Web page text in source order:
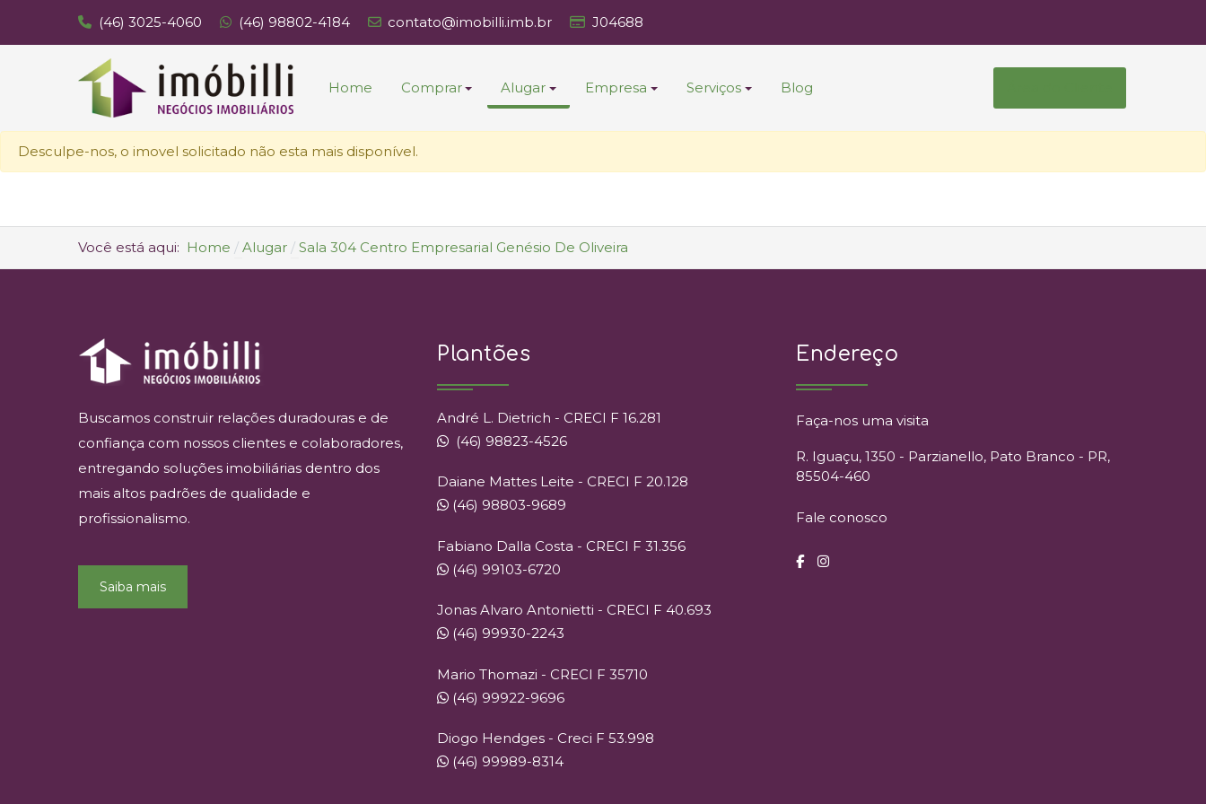
(46) 3025-4060 (46) 98802-4184 contato@imobilli.imb.br J04688
Home Comprar Alugar Empresa Serviços Blog
Desculpe-nos, o imovel solicitado não esta mais disponível.
Você está aqui: Home Alugar Sala 304 Centro Empresarial Genésio De Oliveira
Buscamos construir relações duradouras e de
confiança com nossos clientes e colaboradores,
entregando soluções imobiliárias dentro dos
mais altos padrões de qualidade e
profissionalismo.
Saiba mais
Plantões
André L. Dietrich - CRECI F 16.281
(46) 98823-4526
Daiane Mattes Leite - CRECI F 20.128
(46) 98803-9689
Fabiano Dalla Costa - CRECI F 31.356
(46) 99103-6720
Jonas Alvaro Antonietti - CRECI F 40.693
(46) 99930-2243
Mario Thomazi - CRECI F 35710
(46) 99922-9696
Diogo Hendges - Creci F 53.998
(46) 99989-8314
Endereço
Faça-nos uma visita
R. Iguaçu, 1350 - Parzianello, Pato Branco - PR,
85504-460
Fale conosco